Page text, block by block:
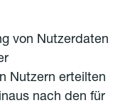
von Nutzerdaten
Nutzern erteilten
nach den für